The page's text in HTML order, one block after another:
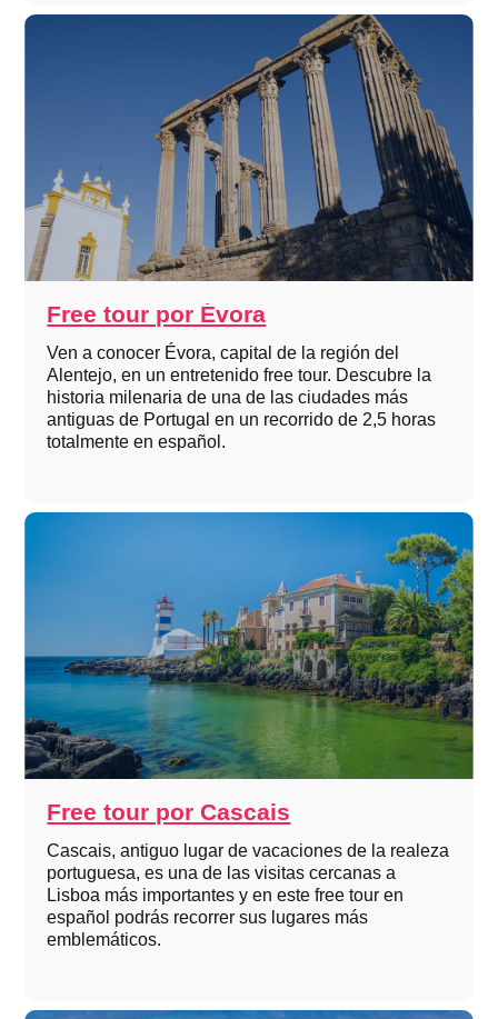
Free tour por Évora
Ven a conocer Évora, capital de la región del
Alentejo, en un entretenido free tour. Descubre la
historia milenaria de una de las ciudades más
antiguas de Portugal en un recorrido de 2,5 horas
totalmente en español.
Free tour por Cascais
Cascais, antiguo lugar de vacaciones de la realeza
portuguesa, es una de las visitas cercanas a
Lisboa más importantes y en este free tour en
español podrás recorrer sus lugares más
emblemáticos.